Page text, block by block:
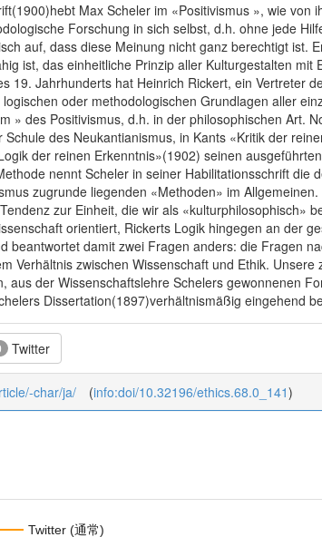
Max Scheler im «Positivismus », wie
Forschung in sich selbst, d.h. ohne jede
auf, dass diese Meinung nicht ganz berechtigt ist.
ist, das einheitliche Prinzip aller Kulturgestalten
19. Jahrhunderts hat Heinrich Rickert, ein Vertreter
oder methodologischen Grundlagen aller
» des Positivismus, d.h. in der philosophischen Art.
des Neukantianismus, in Kants «Kritik der
der reinen Erkenntnis»(1902) seinen
nennt Scheler in seiner Habilitationsschrift die
zugrunde liegenden «Methoden» im
zur Einheit, die wir als «kulturphilosophisch»
orientiert, Rickerts Logik hingegen an der
beantwortet damit zwei Fragen anders: die Fragen
Verhältnis zwischen Wissenschaft und Ethik.
aus der Wissenschaftslehre Schelers gewonnenen
Dissertation(1897)verhältnismäßig eingehend
Twitter
char/ja/ (info:doi/10.32196/ethics.68.0_141)
Twitter (通常)